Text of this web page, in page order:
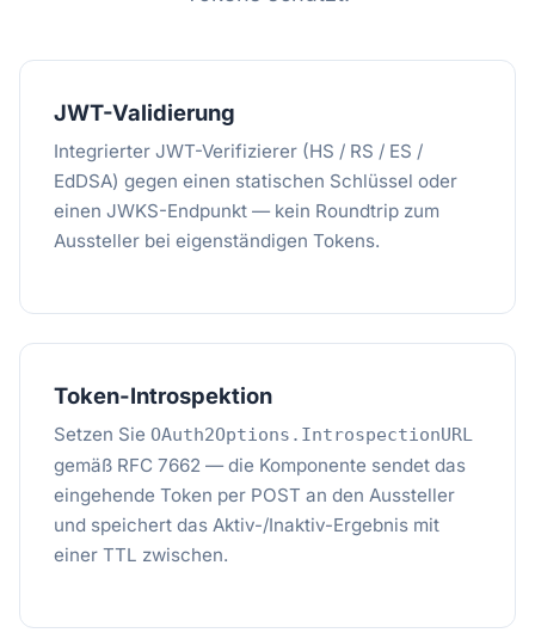
JWT-Validierung
Integrierter JWT-Verifizierer (HS / RS / ES /
EdDSA) gegen einen statischen Schlüssel oder
einen JWKS-Endpunkt — kein Roundtrip zum
Aussteller bei eigenständigen Tokens.
Token-Introspektion
Setzen Sie OAuth2Options.IntrospectionURL
gemäß RFC 7662 — die Komponente sendet das
eingehende Token per POST an den Aussteller
und speichert das Aktiv-/Inaktiv-Ergebnis mit
einer TTL zwischen.